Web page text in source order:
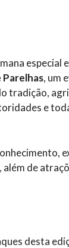
especial
Parelhas, um
tradição,
e
de
desta